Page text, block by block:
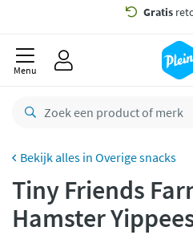
Gratis
CO2
Betaal
Menu
Overige snacks
Tiny Friends
Hamster